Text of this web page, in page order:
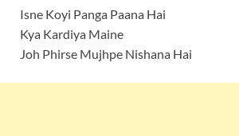
Isne Koyi Panga Paana Hai
Kya Kardiya Maine
Joh Phirse Mujhpe Nishana Hai